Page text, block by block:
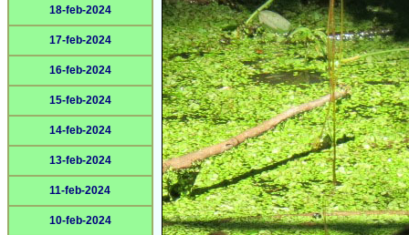
18-feb-2024
17-feb-2024
16-feb-2024
15-feb-2024
14-feb-2024
13-feb-2024
11-feb-2024
10-feb-2024